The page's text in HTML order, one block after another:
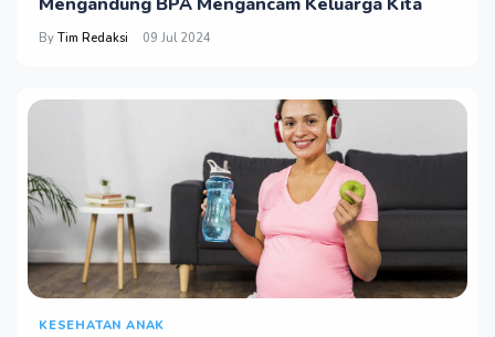
By Tim Redaksi 09 Jul 2024
KESEHATAN ANAK